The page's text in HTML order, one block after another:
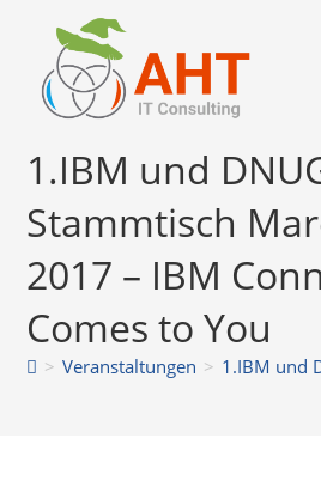
springen
1.IBM und
Stammtisch
2017 – IBM
Comes to You
> Veranstaltungen > 1.IBM und